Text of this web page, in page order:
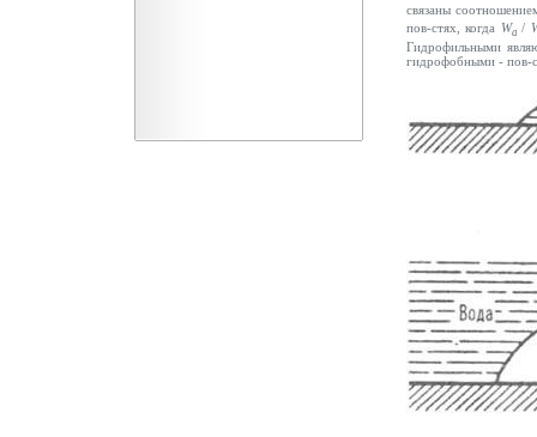
связаны
пов-стях, когда Wa/
Гидрофильными
гидрофобными - пов-